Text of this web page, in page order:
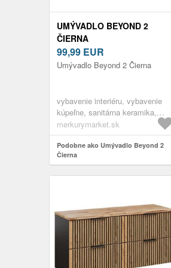
UMÝVADLO BEYOND 2
ČIERNA
99,99 EUR
Umývadlo Beyond 2 Čierna
vybavenie interiéru, vybavenie
kúpeľne, sanitárna keramika,
umývadlá, umývadlá na dosku
merkurymarket.sk
Podobne ako Umývadlo Beyond 2
Čierna